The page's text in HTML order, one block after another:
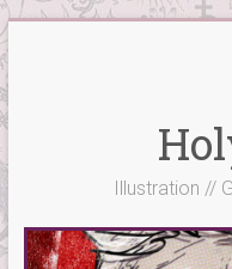
Skip
content
Illustration //